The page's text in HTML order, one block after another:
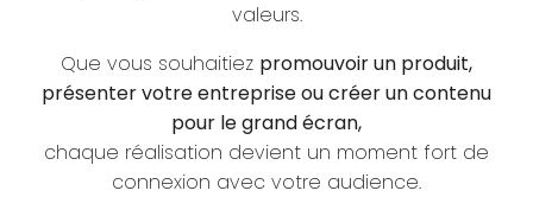
valeurs.
Que vous souhaitiez promouvoir un produit,
présenter votre entreprise ou créer un contenu
pour le grand écran,
chaque réalisation devient un moment fort de
connexion avec votre audience.